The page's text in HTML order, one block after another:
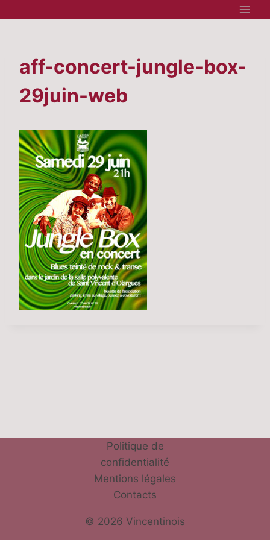
aff-concert-jungle-box-
29juin-web
Politique de
confidentialité
Mentions légales
Contacts
© 2026 Vincentinois